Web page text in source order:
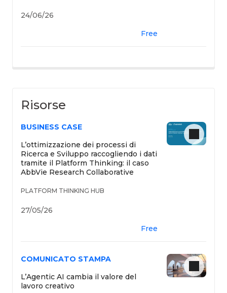
24/06/26
Free
Risorse
PLATFORM THINKING HUB
BUSINESS CASE
L’ottimizzazione dei processi di
Ricerca e Sviluppo raccogliendo i dati
tramite il Platform Thinking: il caso
AbbVie Research Collaborative
27/05/26
Free
COMUNICATO STAMPA
L’Agentic AI cambia il valore del
lavoro creativo